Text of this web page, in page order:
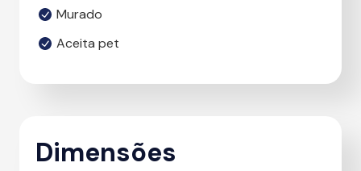
Murado
Aceita pet
Dimensões